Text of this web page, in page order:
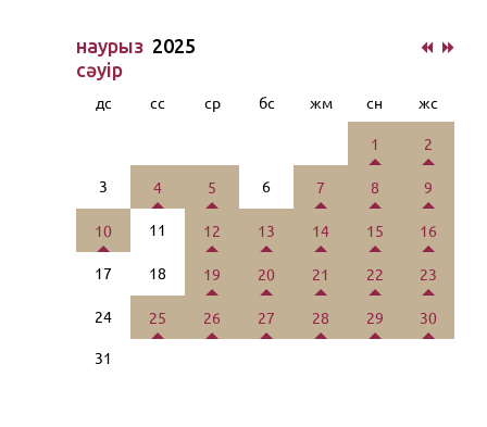
наурыз 2025
сәуiр
дс сс ср бс жм сн жс
1 2
3 4 5 6 7 8 9
10 11 12 13 14 15 16
17 18 19 20 21 22 23
24 25 26 27 28 29 30
31